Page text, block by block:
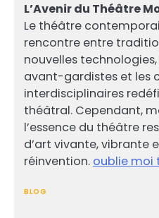
L’Avenir du Théâtre
Le théâtre
rencontre entre
nouvelles
avant-gardistes et les
interdisciplinaires
théâtral. Cependant,
l’essence du théâtre
d’art vivante, vibrante
réinvention. oublie moi
BLOG